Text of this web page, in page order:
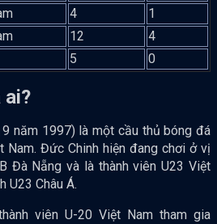
4
1
12
4
5 0
ai?
năm 1997) là một cầu thủ bóng đá
Nam. Đức Chinh hiện đang chơi ở vị
Đà Nẵng và là thành viên U23 Việt
U23 Châu Á.
viên U-20 Việt Nam tham gia